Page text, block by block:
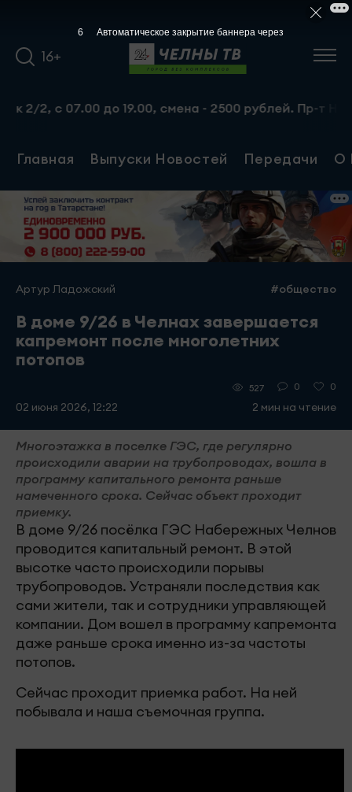
16+
с 07.00 до 19.00, смена - 2500 рублей. Пр-т
Главная Выпуски Новостей Передачи О
Артур Ладожский #общество
В доме 9/26 в Челнах завершается
капремонт после многолетних
потопов
02 июня 2026, 12:22
527 0 0
2 мин на чтение
Многоэтажка в поселке ГЭС, где регулярно
происходили аварии на трубопроводах, вошла в
программу капитального ремонта раньше
намеченного срока. Сейчас объект проходит
приемку.
В доме 9/26 посёлка ГЭС Набережных Челнов
проводится капитальный ремонт. В этой
высотке часто происходили порывы
трубопроводов. Устраняли последствия как
сами жители, так и сотрудники управляющей
компании. Дом вошел в программу капремонта
даже раньше срока именно из-за частоты
потопов.
Сейчас проходит приемка работ. На ней
побывала и наша съемочная группа.
5 Автоматическое закрытие баннера через